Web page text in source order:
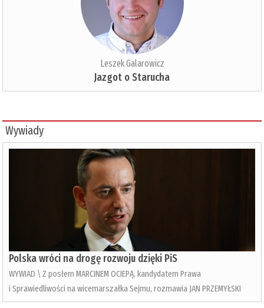
Leszek Galarowicz
Jazgot o Starucha
Wywiady
Polska wróci na drogę rozwoju dzięki PiS
WYWIAD \ Z posłem MARCINEM OCIEPĄ, kandydatem Prawa
i Sprawiedliwości na wicemarszałka Sejmu, rozmawia JAN PRZEMYŁSKI